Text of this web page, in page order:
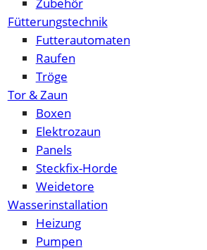
Fütterungstechnik
Futterautomaten
Raufen
Tröge
Tor & Zaun
Boxen
Elektrozaun
Panels
Steckfix-Horde
Weidetore
Wasserinstallation
Heizung
Pumpen